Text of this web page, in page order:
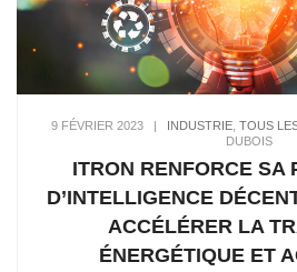
9 FÉVRIER 2023 INDUSTRIE TOUS
DUBOIS
ITRON RENFORCE SA
D’INTELLIGENCE
ACCÉLÉRER LA
ÉNERGÉTIQUE ET